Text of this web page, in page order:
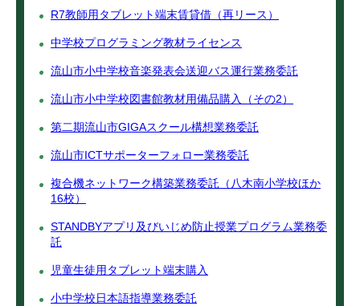
R7教師用タブレット端末賃貸借（再リース）
中学校プログラミング教材ライセンス
流山市小中学校音楽発表会送迎バス運行業務委託
流山市小中学校図書館教材用備品購入（その2）
第二期流山市GIGAスクール構想業務委託
流山市ICTサポーターフォロー業務委託
複合機ネットワーク構築業務委託（八木南小学校ほか
16校）
STANDBYアプリ及びいじめ防止授業プログラム業務委
託
児童生徒用タブレット端末購入
小中学校日本語指導業務委託